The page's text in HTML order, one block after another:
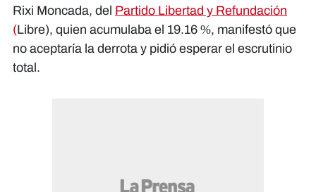
Rixi Moncada, del Partido Libertad y Refundación
(Libre), quien acumulaba el 19.16 %, manifestó que
no aceptaría la derrota y pidió esperar el escrutinio
total.